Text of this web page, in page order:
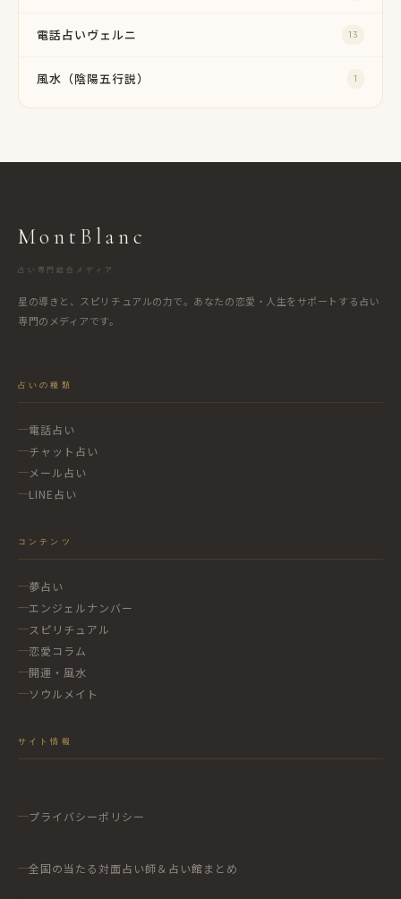
電話占いヴェルニ 13
風水（陰陽五行説） 1
MontBlanc
占い専門総合メディア
星の導きと、スピリチュアルの力で。あなたの恋愛・人生をサポートする占い
専門のメディアです。
占いの種類
電話占い
チャット占い
メール占い
LINE占い
コンテンツ
夢占い
エンジェルナンバー
スピリチュアル
恋愛コラム
開運・風水
ソウルメイト
サイト情報
プライバシーポリシー
全国の当たる対面占い師＆占い館まとめ